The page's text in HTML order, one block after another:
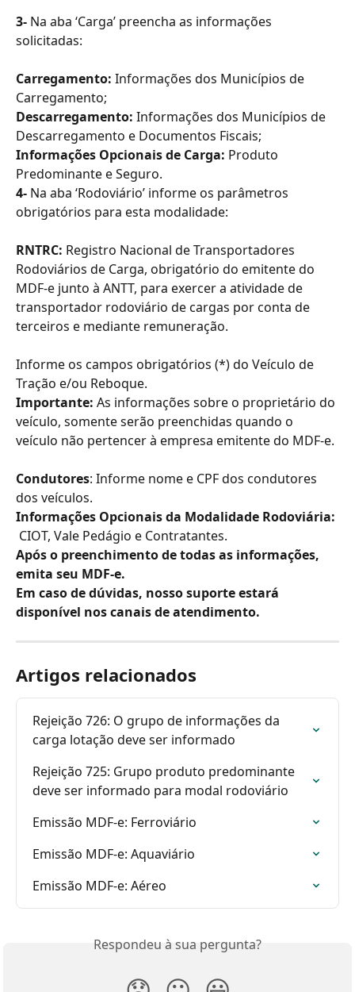
3- Na aba ‘Carga’ preencha as informações
solicitadas:
Carregamento: Informações dos Municípios de
Carregamento;
Descarregamento: Informações dos Municípios de
Descarregamento e Documentos Fiscais;
Informações Opcionais de Carga: Produto
Predominante e Seguro.
4- Na aba ‘Rodoviário’ informe os parâmetros
obrigatórios para esta modalidade:
RNTRC: Registro Nacional de Transportadores
Rodoviários de Carga, obrigatório do emitente do
MDF-e junto à ANTT, para exercer a atividade de
transportador rodoviário de cargas por conta de
terceiros e mediante remuneração.
Informe os campos obrigatórios (*) do Veículo de
Tração e/ou Reboque.
Importante: As informações sobre o proprietário do
veículo, somente serão preenchidas quando o
veículo não pertencer à empresa emitente do MDF-e.
Condutores: Informe nome e CPF dos condutores
dos veículos.
Informações Opcionais da Modalidade Rodoviária:
CIOT, Vale Pedágio e Contratantes.
Após o preenchimento de todas as informações,
emita seu MDF-e.
Em caso de dúvidas, nosso suporte estará
disponível nos canais de atendimento.
Artigos relacionados
Rejeição 726: O grupo de informações da
carga lotação deve ser informado
Rejeição 725: Grupo produto predominante
deve ser informado para modal rodoviário
Emissão MDF-e: Ferroviário
Emissão MDF-e: Aquaviário
Emissão MDF-e: Aéreo
Respondeu à sua pergunta?